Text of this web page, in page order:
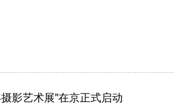
影艺术展"在京正式启动